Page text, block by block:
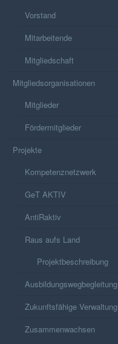
Vorstand
Mitarbeitende
Mitgliedschaft
Mitgliedsorganisationen
Mitglieder
Fördermitglieder
Projekte
Kompetenznetzwerk
GeT AKTIV
AntiRaktiv
Raus aufs Land
Projektbeschreibung
Ausbildungswegbegleitung
Zukunftsfähige Verwaltung
Zusammenwachsen